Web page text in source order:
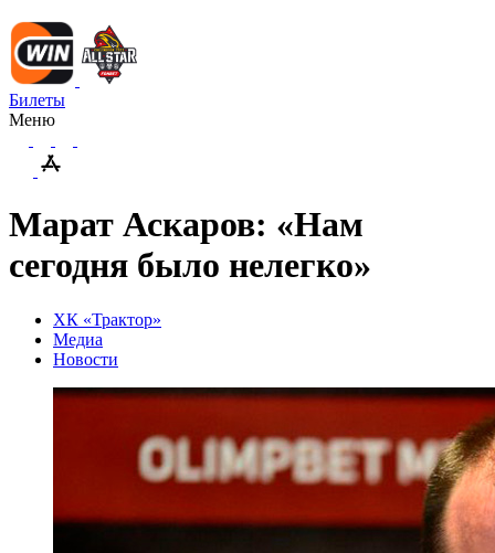
Билеты
Меню
Марат Аскаров: «Нам
сегодня было нелегко»
ХК «Трактор»
Медиа
Новости